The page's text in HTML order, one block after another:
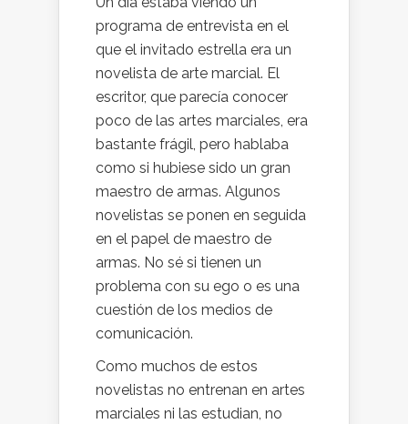
programa de entrevista en el
que el invitado estrella era un
novelista de arte marcial. El
escritor, que parecía conocer
poco de las artes marciales, era
bastante frágil, pero hablaba
como si hubiese sido un gran
maestro de armas. Algunos
novelistas se ponen en seguida
en el papel de maestro de
armas. No sé si tienen un
problema con su ego o es una
cuestión de los medios de
comunicación.
Como muchos de estos
novelistas no entrenan en artes
marciales ni las estudian, no